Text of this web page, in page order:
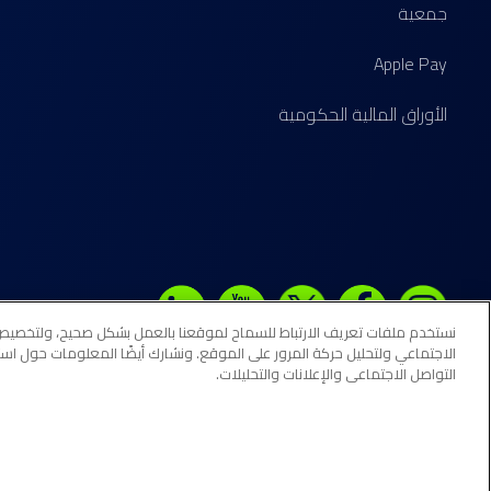
جمعية
Apple Pay
الأوراق المالية الحكومية
© جميع الحقوق محفوظة لبنك
نستخدم ملفات تعريف الارتباط للسماح لموقعنا بالعمل بشكل صحيح،
الاجتماعي ولتحليل حركة المرور على الموقع. ونشارك أيضًا المعلومات
التواصل الاجتماعي والإعلانات والتحليلات.